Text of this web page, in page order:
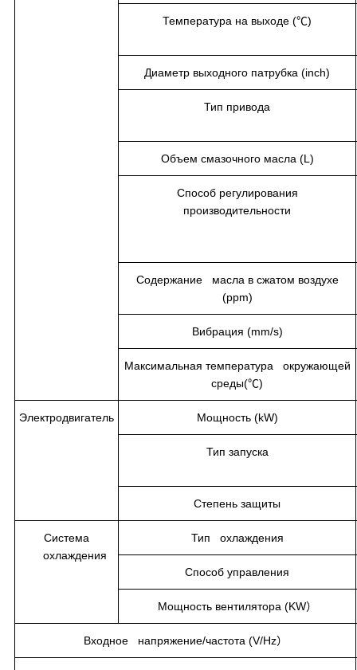
Температура на выходе (℃)
Диаметр выходного патрубка (inch)
Тип привода
Объем смазочного масла (L)
Способ регулирования
производительности
Содержание масла в сжатом воздухе
(ppm)
Вибрация (mm/s)
Максимальная температура окружающей
среды(℃)
Электродвигатель Мощность (kW)
Тип запуска
Степень защиты
Система
охлаждения
Тип охлаждения
Способ управления
Мощность вентилятора (KW）
Входное напряжение/частота (V/Hz）